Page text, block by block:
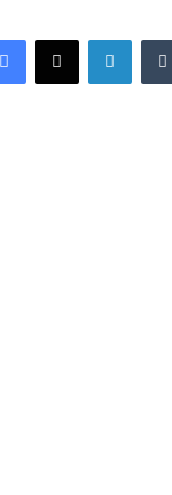
Facebook X LinkedIn